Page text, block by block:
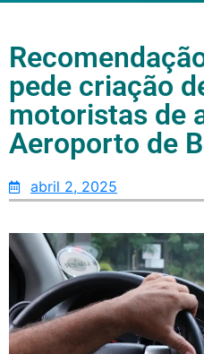
pede criação
motoristas de
Aeroporto de
abril 2, 2025